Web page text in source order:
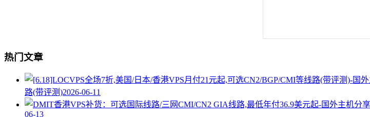
热门文章
路(带评测)2026-06-11
06-13